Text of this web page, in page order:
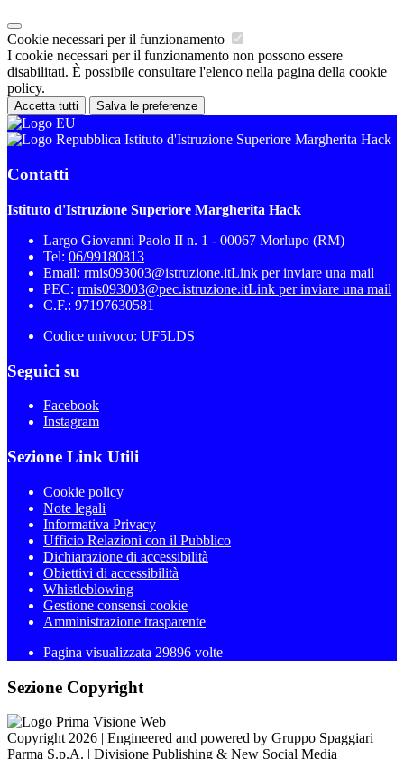
Cookie necessari per il funzionamento
I cookie necessari per il funzionamento non possono essere
disabilitati. È possibile consultare l'elenco nella pagina della cookie
policy.
Accetta tutti Salva le preferenze
Istituto d'Istruzione Superiore Margherita Hack
Contatti
Istituto d'Istruzione Superiore Margherita Hack
Largo Giovanni Paolo II n. 1 - 00067 Morlupo (RM)
Tel: 06/99180813
Email: rmis093003@istruzione.itLink per inviare una mail
PEC: rmis093003@pec.istruzione.itLink per inviare una mail
C.F.: 97197630581
Codice univoco: UF5LDS
Seguici su
Facebook
Instagram
Sezione Link Utili
Cookie policy
Note legali
Informativa Privacy
Ufficio Relazioni con il Pubblico
Dichiarazione di accessibilità
Obiettivi di accessibilità
Whistleblowing
Gestione consensi cookie
Amministrazione trasparente
Pagina visualizzata 29896 volte
Sezione Copyright
Copyright 2026 | Engineered and powered by Gruppo Spaggiari
Parma S.p.A. | Divisione Publishing & New Social Media